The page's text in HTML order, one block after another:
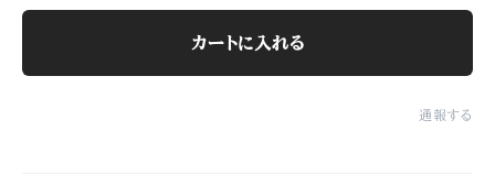
カートに入れる
通報する